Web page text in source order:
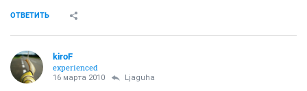
ОТВЕТИТЬ
kiroF
experienced
16 марта 2010 Ljaguha